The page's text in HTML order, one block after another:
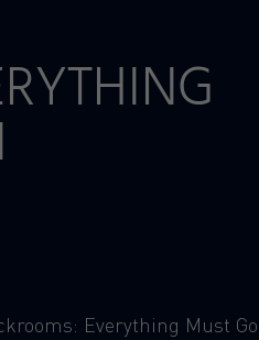
Everything Must Go